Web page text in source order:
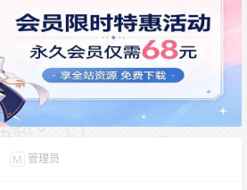
M 管理员